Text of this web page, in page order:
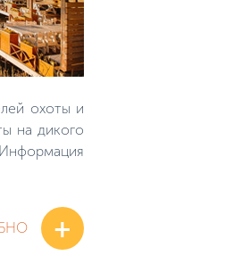
охоты и
на дикого
+